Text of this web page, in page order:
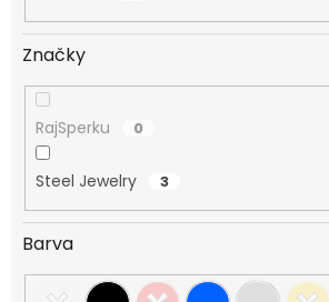
Značky
RajSperku 0
Steel Jewelry 3
Barva